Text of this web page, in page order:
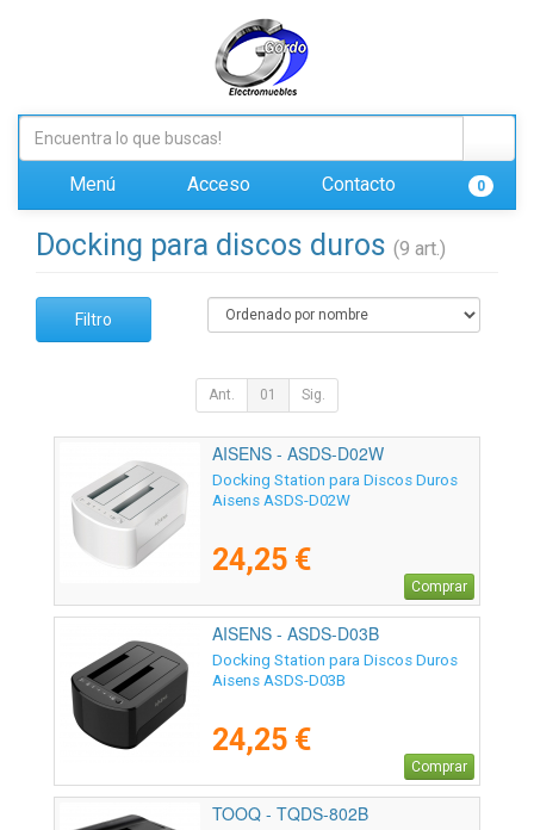
Menú Acceso Contacto 0
Docking para discos duros (9 art.)
Filtro
Ant. 01 Sig.
AISENS - ASDS-D02W
Docking Station para Discos Duros
Aisens ASDS-D02W
24,25 €
Comprar
AISENS - ASDS-D03B
Docking Station para Discos Duros
Aisens ASDS-D03B
24,25 €
Comprar
TOOQ - TQDS-802B